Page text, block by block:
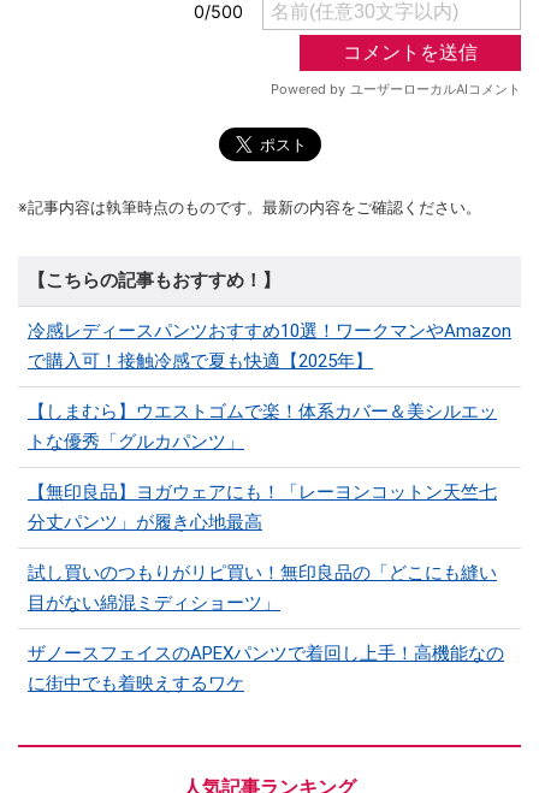
※記事内容は執筆時点のものです。最新の内容をご確認ください。
【こちらの記事もおすすめ！】
冷感レディースパンツおすすめ10選！ワークマンやAmazon
で購入可！接触冷感で夏も快適【2025年】
【しまむら】ウエストゴムで楽！体系カバー＆美シルエッ
トな優秀「グルカパンツ」
【無印良品】ヨガウェアにも！「レーヨンコットン天竺七
分丈パンツ」が履き心地最高
試し買いのつもりがリピ買い！無印良品の「どこにも縫い
目がない綿混ミディショーツ」
ザノースフェイスのAPEXパンツで着回し上手！高機能なの
に街中でも着映えするワケ